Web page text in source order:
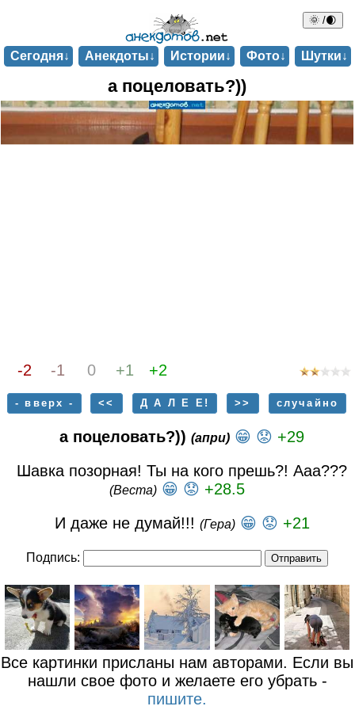
🌞 /🌒
Сегодня↓ Анекдоты↓ Истории↓ Фото↓ Шутки↓
а поцеловать?))
-2 -1 0 +1 +2
- вверх - << Д А Л Е Е! >> случайно
а поцеловать?)) (апри) 😁 😟 +29
Шавка позорная! Ты на кого прешь?! Ааа???
(Веста) 😁 😟 +28.5
И даже не думай!!! (Гера) 😁 😟 +21
Подпись:
Все картинки присланы нам авторами. Если вы
нашли свое фото и желаете его убрать -
пишите.